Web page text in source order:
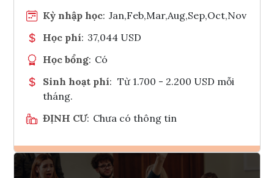
Kỳ nhập học: Jan,Feb,Mar,Aug,Sep,Oct,Nov
Học phí: 37,044 USD
Học bổng: Có
Sinh hoạt phí: Từ 1.700 - 2.200 USD mỗi
tháng.
ĐỊNH CƯ: Chưa có thông tin
Ghi danh